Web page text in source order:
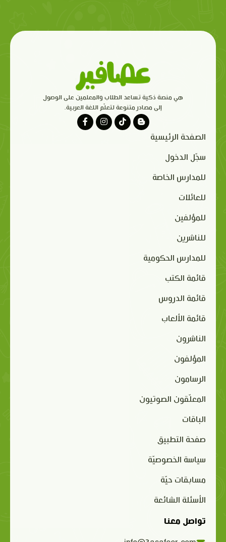
هي منصة ذكية تساعد الطلاب والمعلمين على الوصول
إلى مصادر متنوعة لتعلّم اللغة العربية.
الصفحة الرئيسية
سجّل الدخول
للمدارس الخاصة
للعائلات
للمؤلفين
للناشرين
للمدارس الحكومية
قائمة الكتب
قائمة الدروس
قائمة الألعاب
الناشرون
المؤلفون
الرسامون
المعلّقون الصوتيون
الباقات
صفحة التطبيق
سياسة الخصوصيّة
مسابقات حيّة
الأسئلة الشائعة
تواصل معنا